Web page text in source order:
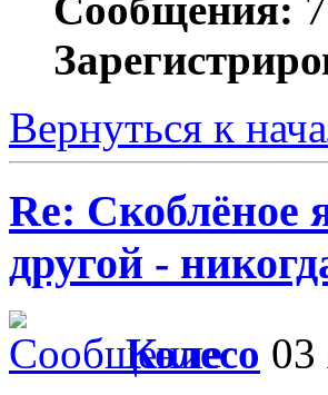
Сообщения:
Вернуться к
Re: Скоблёное
другой -
Колесо 03